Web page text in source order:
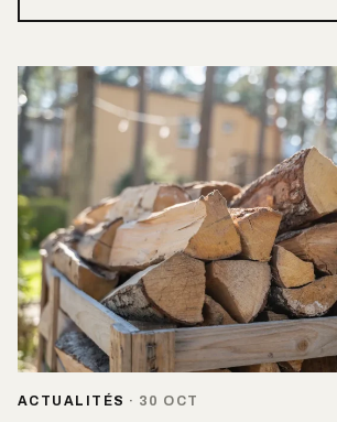
ACTUALITÉS · 30 OCT